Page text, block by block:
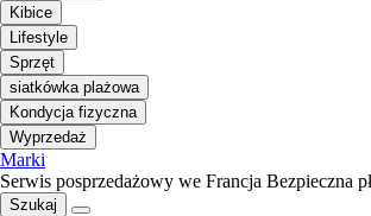
Kibice
Lifestyle
Sprzęt
siatkówka plażowa
Kondycja fizyczna
Wyprzedaż
Marki
Serwis posprzedażowy we Francja Bezpieczna
Szukaj